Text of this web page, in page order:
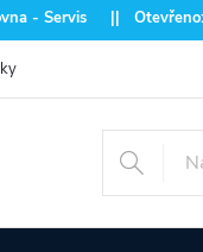
- Servis || Otevřeno: